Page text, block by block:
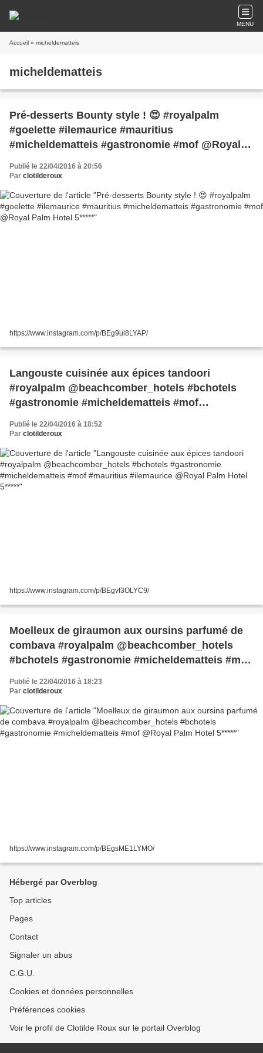
MENU
Accueil » micheldematteis
micheldematteis
Pré-desserts Bounty style ! 😍 #royalpalm
#goelette #ilemaurice #mauritius
#micheldematteis #gastronomie #mof @Royal
Palm Hotel 5*****
Publié le 22/04/2016 à 20:56
Par clotilderoux
https://www.instagram.com/p/BEg9ul8LYAP/
Langouste cuisinée aux épices tandoori
#royalpalm @beachcomber_hotels #bchotels
#gastronomie #micheldematteis #mof
Publié le 22/04/2016 à 18:52
Par clotilderoux
https://www.instagram.com/p/BEgvf3OLYC9/
Moelleux de giraumon aux oursins parfumé de
combava #royalpalm @beachcomber_hotels
#bchotels #gastronomie #micheldematteis #mof
@Royal Palm Hotel 5*****
Publié le 22/04/2016 à 18:23
Par clotilderoux
https://www.instagram.com/p/BEgsME1LYMO/
Hébergé par Overblog
Top articles
Pages
Contact
Signaler un abus
C.G.U.
Cookies et données personnelles
Préférences cookies
Voir le profil de Clotilde Roux sur le portail Overblog